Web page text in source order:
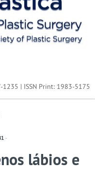
1235 | ISSN Print: 1983-5175
-
lábios e